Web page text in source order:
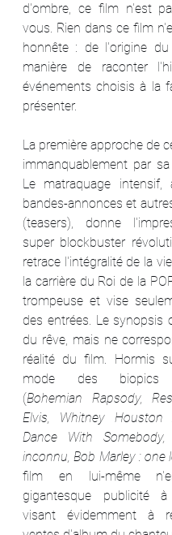
d'ombre, ce film n'est
vous. Rien dans ce film
honnête : de l'origine
manière de raconter
événements choisis à la
présenter.
La première approche de
immanquablement par
Le matraquage
bandes-annonces et
(teasers), donne
super blockbuster
retrace l'intégralité de la
la carrière du Roi de la
trompeuse et vise
des entrées. Le synopsis
du rêve, mais ne
réalité du film. Hormis
mode des biopics
(Bohemian Rapsody,
Elvis, Whitney
Dance With
inconnu, Bob Marley : one
film en lui-même
gigantesque publicité
visant évidemment à